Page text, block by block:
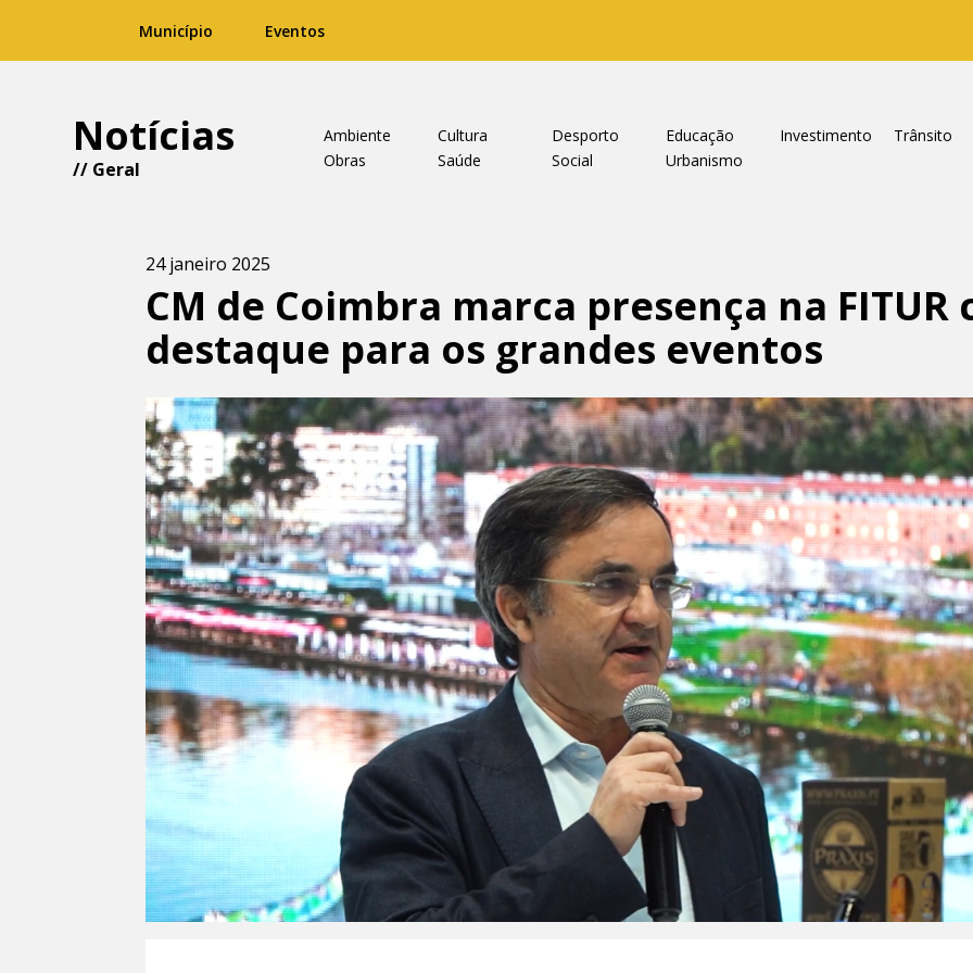
Município Eventos
Notícias
// Geral
Ambiente Cultura Desporto Educação Investimento
Trânsito
Obras
Saúde Social Urbanismo
24 janeiro 2025
CM de Coimbra marca presença na FITUR
destaque para os grandes eventos